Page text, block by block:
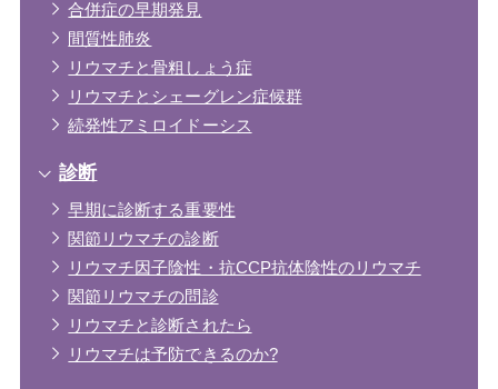
合併症の早期発見
間質性肺炎
リウマチと骨粗しょう症
リウマチとシェーグレン症候群
続発性アミロイドーシス
診断
早期に診断する重要性
関節リウマチの診断
リウマチ因子陰性・抗CCP抗体陰性のリウマチ
関節リウマチの問診
リウマチと診断されたら
リウマチは予防できるのか?